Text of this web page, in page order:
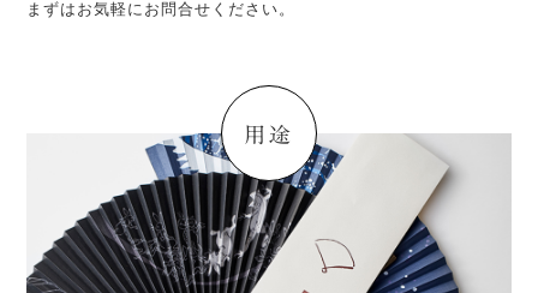
まずはお気軽にお問合せください。
用途